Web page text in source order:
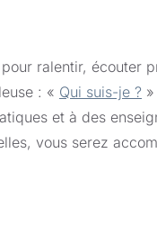
ralentir, écouter
: « Qui suis-je ?
et à des
vous serez
et l’amour.